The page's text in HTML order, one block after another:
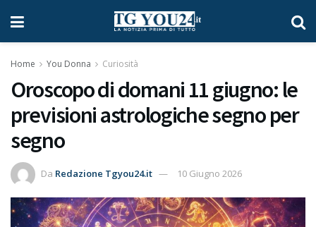
Home You Donna Curiosità
Oroscopo di domani 11 giugno: le
previsioni astrologiche segno per
segno
Da Redazione Tgyou24.it 10 Giugno 2026